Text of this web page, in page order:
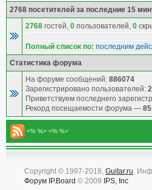
2768 посетителей за последние 15
2768 гостей, 0 пользователей, 0
Полный список по: последним
Статистика форума
На форуме сообщений: 886074
Зарегистрировано пользователей:
Приветствуем последнего
Рекорд посещаемости форума —
<% %> <% %>
Copyright © 1997-2018, Guitar.ru.
Форум IP.Board © 2009 IPS, Inc